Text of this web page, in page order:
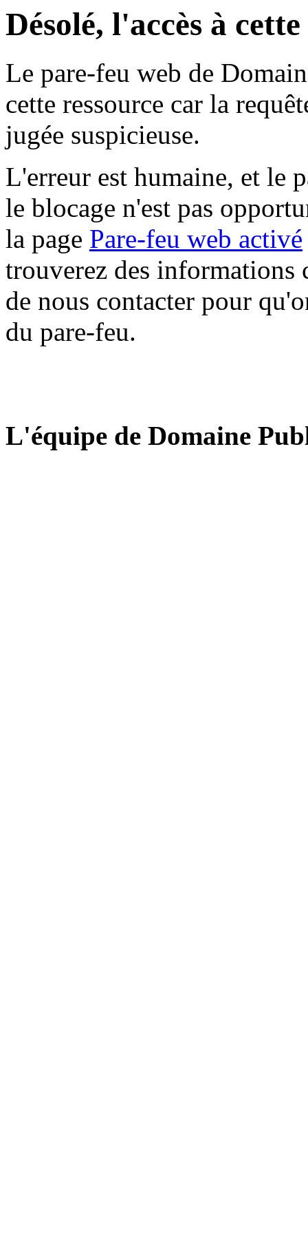
Désolé, l'accès à
Le pare-feu web de
cette ressource car la
jugée suspicieuse.
L'erreur est humaine, et le
le blocage n'est pas
la page Pare-feu web activé
trouverez des informations
de nous contacter pour
du pare-feu.
L'équipe de Domaine